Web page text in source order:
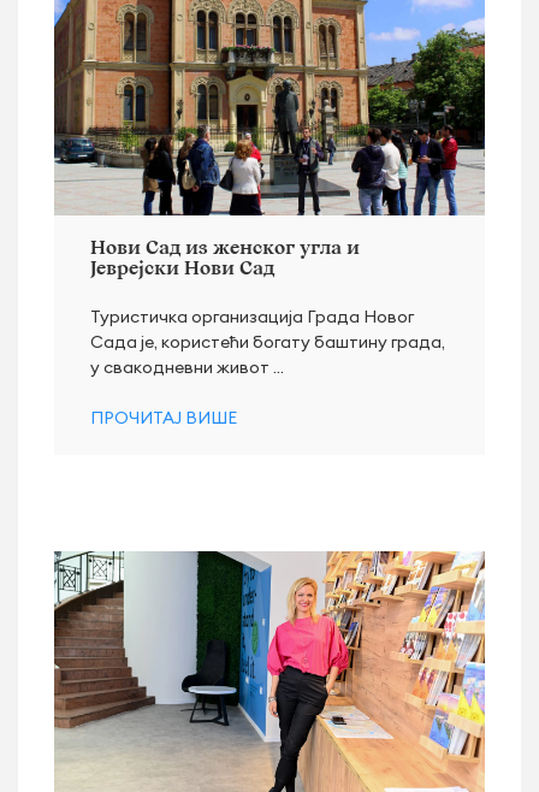
Нови Сад из женског угла и
Јеврејски Нови Сад
Туристичка организација Града Новог
Сада је, користећи богату баштину града,
у свакодневни живот ...
ПРОЧИТАЈ ВИШЕ